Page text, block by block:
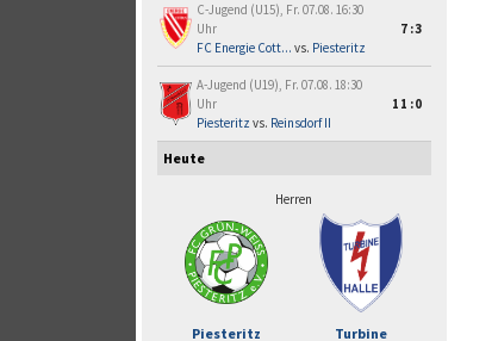
C-Jugend (U15), Fr. 07.08. 16:30
Uhr
FC Energie Cott... vs. Piesteritz
7:3
A-Jugend (U19), Fr. 07.08. 18:30
Uhr
Piesteritz vs. Reinsdorf II
11:0
Heute
Herren
Piesteritz Turbine